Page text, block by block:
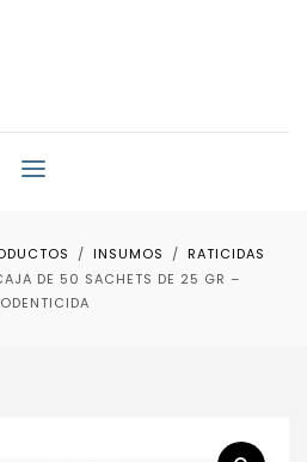
INSUMOS
RATICIDAS
DE 50 SACHETS DE 25 GR –